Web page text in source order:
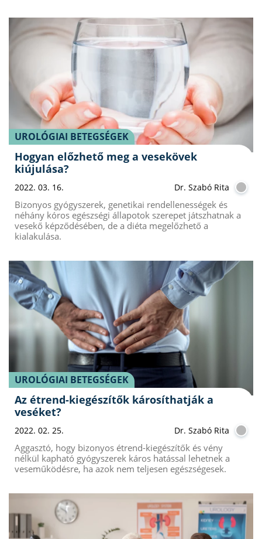
UROLÓGIAI BETEGSÉGEK
Hogyan előzhető meg a vesekövek
kiújulása?
2022. 03. 16. Dr. Szabó Rita
Bizonyos gyógyszerek, genetikai rendellenességek és
néhány kóros egészségi állapotok szerepet játszhatnak a
vesekő képződésében, de a diéta megelőzhető a
kialakulása.
UROLÓGIAI BETEGSÉGEK
Az étrend-kiegészítők károsíthatják a
veséket?
2022. 02. 25. Dr. Szabó Rita
Aggasztó, hogy bizonyos étrend-kiegészítők és vény
nélkül kapható gyógyszerek káros hatással lehetnek a
veseműködésre, ha azok nem teljesen egészségesek.